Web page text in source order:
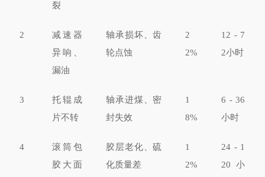
裂
2
减速器
异响、
漏油
轴承损坏、齿
轮点蚀
2
2%
12 - 7
2小时
3
托辊成
片不转
轴承进煤、密
封失效
1
8%
6 - 36
小时
4
滚筒包
胶大面
胶层老化、硫
化质量差
1
2%
24 - 1
20小